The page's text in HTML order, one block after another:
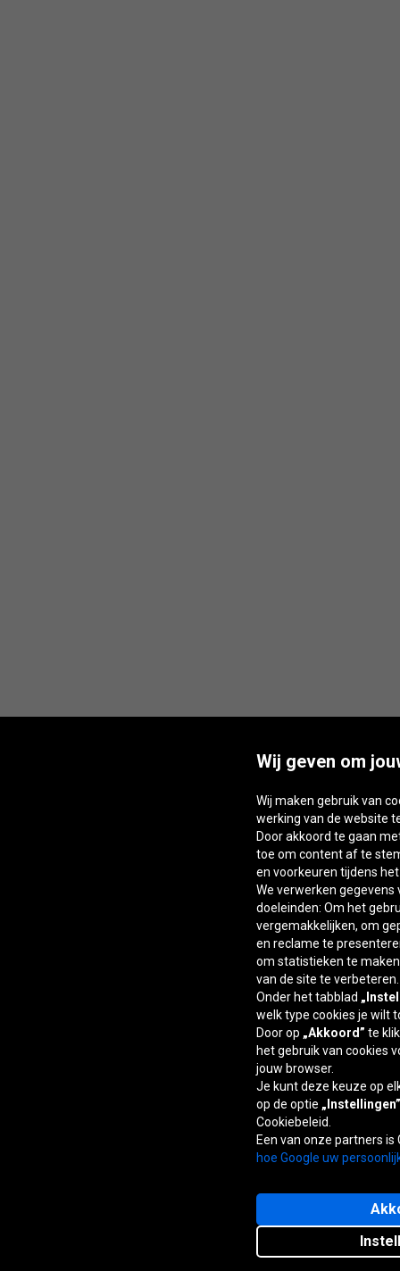
Wij geven om
Wij maken gebruik van
werking van de website
Door akkoord te gaan
toe om content af te
en voorkeuren tijdens
We verwerken gegevens
doeleinden: Om het
vergemakkelijken, om
en reclame te
om statistieken te
van de site te verbeteren.
Onder het tabblad
welk type cookies je wilt
Door op „Akkoord” te
het gebruik van cookies
jouw browser.
Je kunt deze keuze op
op de optie „Instellingen”
Cookiebeleid.
Een van onze partners is
hoe Google uw